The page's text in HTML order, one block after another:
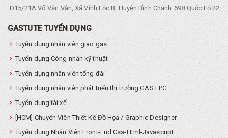
D15/21A Võ Văn Vân, Xã Vĩnh Lộc B, Huyện Bình Chánh 698 Quốc Lộ 22,
GASTUTE TUYỂN DỤNG
Tuyển dụng nhân viên giao gas
Tuyển dụng Công nhân kỹ thuật
Tuyển dụng nhân viên tổng đài
Tuyển dụng nhân viên phát triển thị trường GAS LPG
Tuyển dụng tài xế
[HCM] Chuyên Viên Thiết Kế Đồ Họa / Graphic Designer
Tuyển dụng Nhân Viên Front-End Css-Html-Javascript